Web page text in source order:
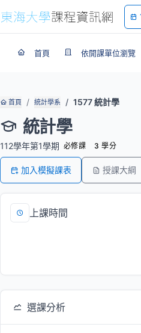
首頁 依開課單位瀏覽
首頁 統計學系 1577 統計學
統計學
112學年第1學期 必修課 3 學分
加入模擬課表 授課大綱
上課時間
選課分析